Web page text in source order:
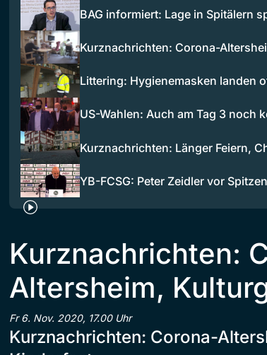
BAG informiert: Lage in Spitälern
Kurznachrichten: Corona-
Littering: Hygienemasken landen
US-Wahlen: Auch am Tag 3 noch
Kurznachrichten: Länger Feiern,
YB-FCSG: Peter Zeidler vor
Kurznachrichten:
Altersheim,
Fr 6. Nov. 2020, 17.00 Uhr
Kurznachrichten: Corona-